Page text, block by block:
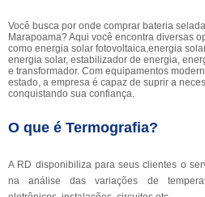
Você busca por onde comprar bateria
Marapoama? Aqui você encontra diversas
como energia solar fotovoltaica,energia
energia solar, estabilizador de energia,
e transformador. Com equipamentos
estado, a empresa é capaz de suprir a
conquistando sua confiança.
O que é Termografia?
A RD disponibiliza para seus clientes o
na análise das variações de